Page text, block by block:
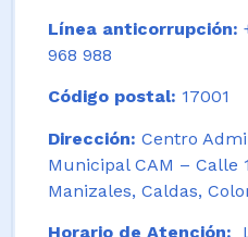
Línea anticorrupción:
968 988
Código postal: 17001
Dirección: Centro
Municipal CAM – Calle
Manizales, Caldas,
Horario de Atención: